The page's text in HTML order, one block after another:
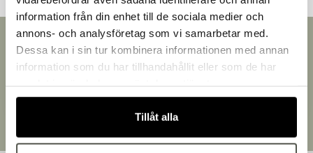
information från din enhet till de sociala medier och
annons- och analysföretag som vi samarbetar med.
Dessa kan i sin tur kombinera informationen med annan
information som du har tillhandahållit eller som de har
Tillåt alla
Snabb leverans
Leverans inom 3-5 arbetsdagar.
Välkommen till Bakers!
Handlar du som företag eller privatperson?
Fortsätt som privatperson